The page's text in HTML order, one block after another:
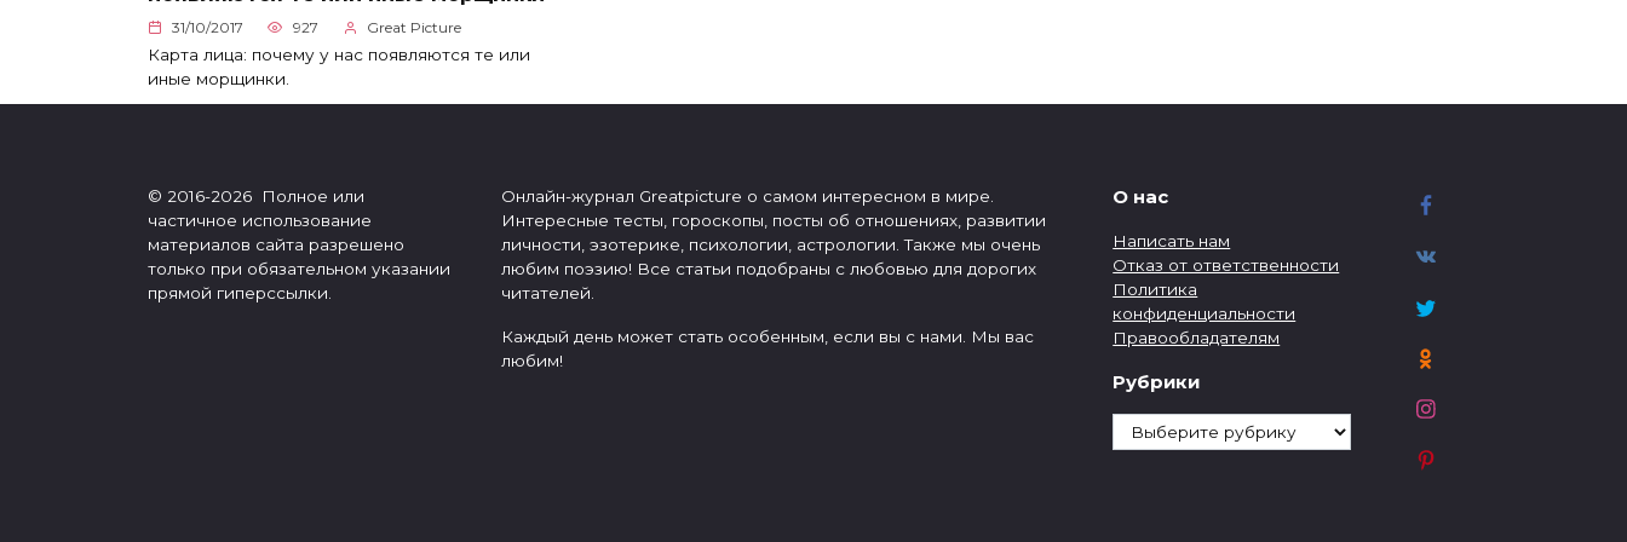
31/10/2017 927 Great Picture
Карта лица: почему у нас появляются те или
иные морщинки.
© 2016-2026 Полное или
частичное использование
материалов сайта разрешено
только при обязательном указании
прямой гиперссылки.
Онлайн-журнал Greatpicture о самом интересном в мире.
Интересные тесты, гороскопы, посты об отношениях, развитии
личности, эзотерике, психологии, астрологии. Также мы очень
любим поэзию! Все статьи подобраны с любовью для дорогих
читателей.
Каждый день может стать особенным, если вы с нами. Мы вас
любим!
О нас
Написать нам
Отказ от ответственности
Политика
конфиденциальности
Правообладателям
Рубрики
Рубрики